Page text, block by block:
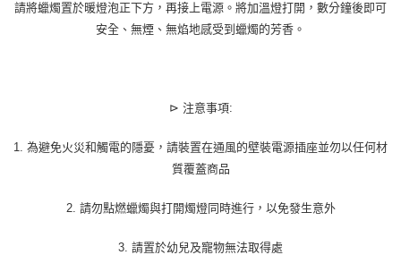
請將蠟燭置於暖燈泡正下方，再接上電源。將加溫燈打開，數分鐘後即可
安全、無煙、無焰地感受到蠟燭的芳香。
⊳ 注意事項:
1. 為避免火災和觸電的隱憂，請裝置在通風的壁裝電源插座並勿以任何材
質覆蓋商品
2. 請勿點燃蠟燭與打開燭燈同時進行，以免發生意外
3. 請置於幼兒及寵物無法取得處